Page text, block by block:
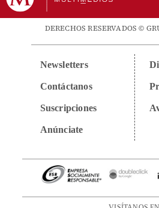
DERECHOS RESERVADOS ©
Newsletters
Contáctanos
Suscripciones
Anúnciate